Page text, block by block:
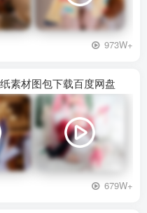
973W+
素材图包下载百度网盘
679W+